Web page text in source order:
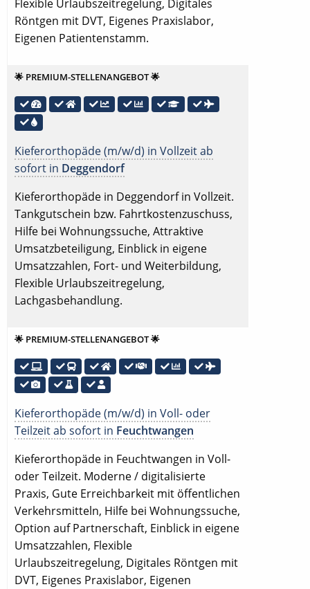
Flexible Urlaubszeitregelung, Digitales
Röntgen mit DVT, Eigenes Praxislabor,
Eigenen Patientenstamm.
🌟 PREMIUM-STELLENANGEBOT 🌟
Kieferorthopäde (m/w/d) in Vollzeit ab
sofort in Deggendorf
Kieferorthopäde in Deggendorf in Vollzeit.
Tankgutschein bzw. Fahrtkostenzuschuss,
Hilfe bei Wohnungssuche, Attraktive
Umsatzbeteiligung, Einblick in eigene
Umsatzzahlen, Fort- und Weiterbildung,
Flexible Urlaubszeitregelung,
Lachgasbehandlung.
🌟 PREMIUM-STELLENANGEBOT 🌟
Kieferorthopäde (m/w/d) in Voll- oder
Teilzeit ab sofort in Feuchtwangen
Kieferorthopäde in Feuchtwangen in Voll-
oder Teilzeit. Moderne / digitalisierte
Praxis, Gute Erreichbarkeit mit öffentlichen
Verkehrsmitteln, Hilfe bei Wohnungssuche,
Option auf Partnerschaft, Einblick in eigene
Umsatzzahlen, Flexible
Urlaubszeitregelung, Digitales Röntgen mit
DVT, Eigenes Praxislabor, Eigenen